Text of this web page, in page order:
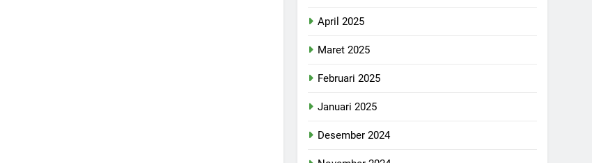
April 2025
Maret 2025
Februari 2025
Januari 2025
Desember 2024